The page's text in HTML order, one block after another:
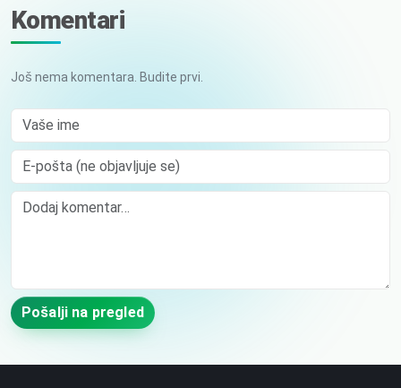
Komentari
Još nema komentara. Budite prvi.
Vaše ime
E-pošta (ne objavljuje se)
Comment
Pošalji na pregled